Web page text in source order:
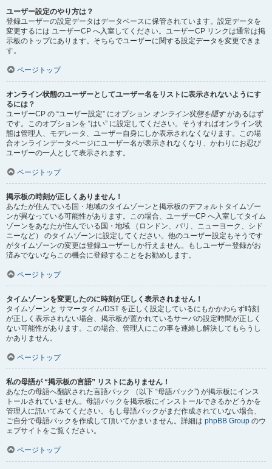
ユーザー設定のやり方は？
登録ユーザーの設定データはデータベースに保管されています。設定データを
変更するには ユーザーCP へ入室してください。ユーザーCP リンクは通常は掲
示板のトップにあります。そちらでユーザーに関する設定データを変更できま
す。
ページトップ
オンライン状態のユーザーとしてユーザー名をリストに表示されないようにす
るには？
ユーザーCP の “ユーザー設定” にオプション オンライン状態を隠すがあるはず
です。このオプションを “はい” に設定してください。そうすればオンライン状
態は管理人、モデレータ、ユーザー自身にしか表示されなくなります。この場
合オンラインデータページにユーザー名が表示されなくなり、かわりにお忍び
ユーザーの一人として表示されます。
ページトップ
掲示板の時刻が正しくありません！
あなたが住んでいる国・地域のタイムゾーンと掲示板のデフォルトタイムゾー
ンが異なっている可能性があります。この場合、ユーザーCP へ入室してタイム
ゾーンをあなたが住んでいる国・地域 （ロンドン、パリ、ニューヨーク、シド
ニーなど） のタイムゾーンに設定してください。他のユーザー設定もそうです
がタイムゾーンの変更は登録ユーザーしか行えません。もしユーザー登録がお
済みでないならこの機会に登録することをお勧めします。
ページトップ
タイムゾーンを変更したのに時刻が正しく表示されません！
タイムゾーンと サマータイム/DST を正しく設定しているにもかかわらず時刻
が正しく表示されない場合、掲示板が置かれているサーバの設定時間が正しく
ない可能性があります。この場合、管理人にこの事を連絡し解決してもらうし
かありません。
ページトップ
私の母語が “掲示板の言語” リストにありません！
あなたの母語へ翻訳された言語パック （以下 “母語パック”) が掲示板にインス
トールされていません。母語パックを掲示板にインストールできるかどうかを
管理人に訊いてみてください。もし母語パックがまだ作成されていない場合、
ご自分で母語パックを作成して頂いてかまいません。詳細は phpBB Group のウ
ェブサイトをご覧ください。
ページトップ